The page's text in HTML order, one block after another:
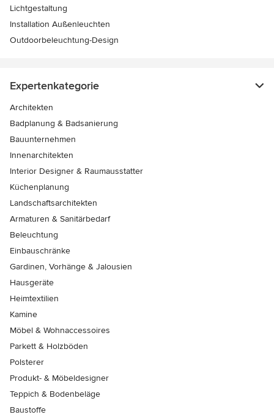
Lichtgestaltung
Installation Außenleuchten
Outdoorbeleuchtung-Design
Expertenkategorie
Architekten
Badplanung & Badsanierung
Bauunternehmen
Innenarchitekten
Interior Designer & Raumausstatter
Küchenplanung
Landschaftsarchitekten
Armaturen & Sanitärbedarf
Beleuchtung
Einbauschränke
Gardinen, Vorhänge & Jalousien
Hausgeräte
Heimtextilien
Kamine
Möbel & Wohnaccessoires
Parkett & Holzböden
Polsterer
Produkt- & Möbeldesigner
Teppich & Bodenbeläge
Baustoffe